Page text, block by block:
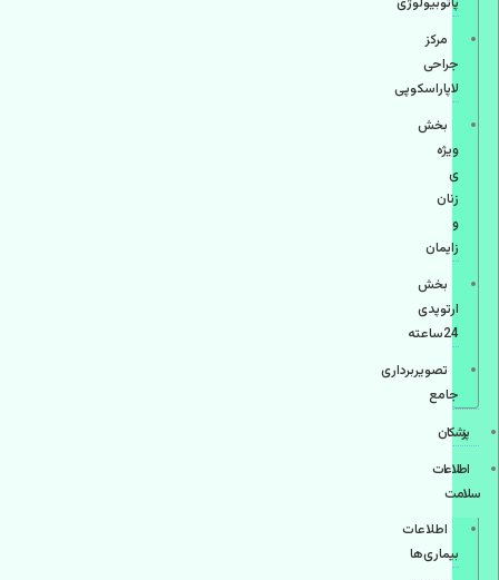
مرکز
جراحی
لاپاراسکوپی
بخش
ویژه
ی
زنان
و
زایمان
بخش
ارتوپدی
24ساعته
تصویربرداری
جامع
پزشكان
اطلاعات
سلامت
اطلاعات
بیماری‌ها